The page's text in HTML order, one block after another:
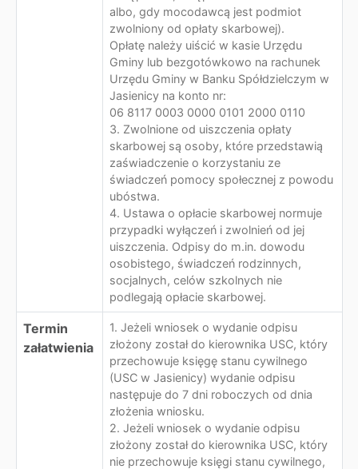
albo, gdy mocodawcą jest podmiot
zwolniony od opłaty skarbowej).
Opłatę należy uiścić w kasie Urzędu
Gminy lub bezgotówkowo na rachunek
Urzędu Gminy w Banku Spółdzielczym w
Jasienicy na konto nr:
06 8117 0003 0000 0101 2000 0110
3. Zwolnione od uiszczenia opłaty
skarbowej są osoby, które przedstawią
zaświadczenie o korzystaniu ze
świadczeń pomocy społecznej z powodu
ubóstwa.
4. Ustawa o opłacie skarbowej normuje
przypadki wyłączeń i zwolnień od jej
uiszczenia. Odpisy do m.in. dowodu
osobistego, świadczeń rodzinnych,
socjalnych, celów szkolnych nie
podlegają opłacie skarbowej.
Termin
załatwienia
1. Jeżeli wniosek o wydanie odpisu
złożony został do kierownika USC, który
przechowuje księgę stanu cywilnego
(USC w Jasienicy) wydanie odpisu
następuje do 7 dni roboczych od dnia
złożenia wniosku.
2. Jeżeli wniosek o wydanie odpisu
złożony został do kierownika USC, który
nie przechowuje księgi stanu cywilnego,